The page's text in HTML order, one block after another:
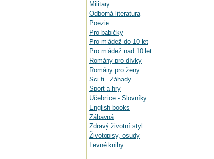
Military
Odborná literatura
Poezie
Pro babičky
Pro mládež do 10 let
Pro mládež nad 10 let
Romány pro dívky
Romány pro ženy
Sci-fi - Záhady
Sport a hry
Učebnice - Slovníky
English books
Zábavná
Zdravý životní styl
Životopisy, osudy
Levné knihy